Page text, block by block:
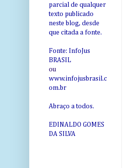
parcial de qualquer
texto publicado
neste blog, desde
que citada a fonte.
Fonte: InfoJus
BRASIL
ou
www.infojusbrasil.c
om.br
Abraço a todos.
EDINALDO GOMES
DA SILVA